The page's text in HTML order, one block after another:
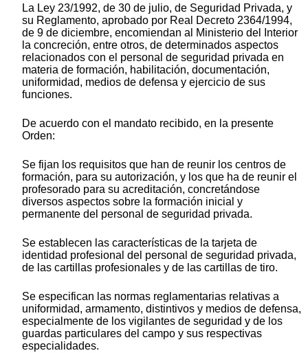
La Ley 23/1992, de 30 de julio, de Seguridad Privada, y
su Reglamento, aprobado por Real Decreto 2364/1994,
de 9 de diciembre, encomiendan al Ministerio del Interior
la concreción, entre otros, de determinados aspectos
relacionados con el personal de seguridad privada en
materia de formación, habilitación, documentación,
uniformidad, medios de defensa y ejercicio de sus
funciones.
De acuerdo con el mandato recibido, en la presente
Orden:
Se fijan los requisitos que han de reunir los centros de
formación, para su autorización, y los que ha de reunir el
profesorado para su acreditación, concretándose
diversos aspectos sobre la formación inicial y
permanente del personal de seguridad privada.
Se establecen las características de la tarjeta de
identidad profesional del personal de seguridad privada,
de las cartillas profesionales y de las cartillas de tiro.
Se especifican las normas reglamentarias relativas a
uniformidad, armamento, distintivos y medios de defensa,
especialmente de los vigilantes de seguridad y de los
guardas particulares del campo y sus respectivas
especialidades.